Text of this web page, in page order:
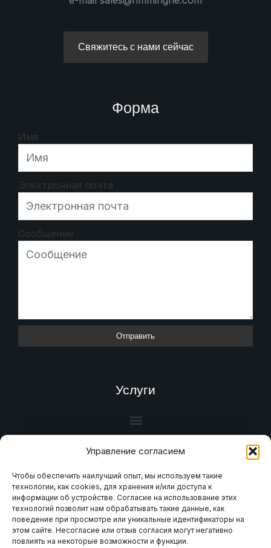
Управление согласием
Чтобы обеспечить наилучший опыт, мы используем такие
технологии, как cookies, для хранения и/или доступа к
информации об устройстве. Согласие на использование этих
технологий позволит нам обрабатывать такие данные, как
поведение при просмотре или уникальные идентификаторы на
этом сайте. Несогласие или отзыв согласия могут негативно
повлиять на некоторые возможности и функции.
Свяжитесь с нами сейчас
Форма
Имя
Электронная почта
Сообщение
Отправить
Услуги